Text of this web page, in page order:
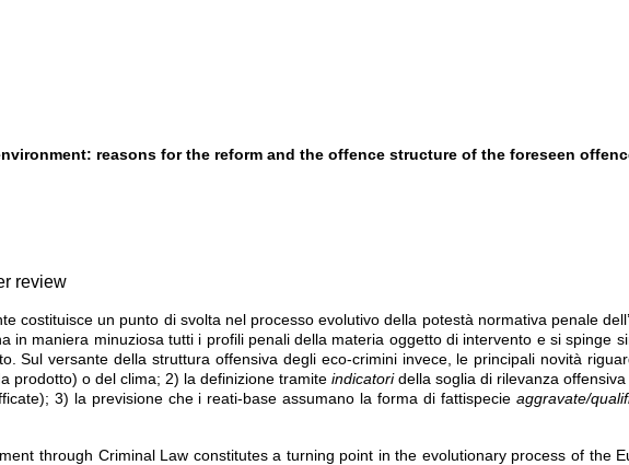
reasons for the reform and the offence structure of the foreseen
review
costituisce un punto di svolta nel processo evolutivo della potestà normativa penale
in maniera minuziosa tutti i profili penali della materia oggetto di intervento e si spinge
Sul versante della struttura offensiva degli eco-crimini invece, le principali novità
prodotto) o del clima; 2) la definizione tramite indicatoridella soglia di rilevanza
3) la previsione che i reati-base assumano la forma di fattispecie aggravate/
through Criminal Law constitutes a turning point in the evolutionary process of the